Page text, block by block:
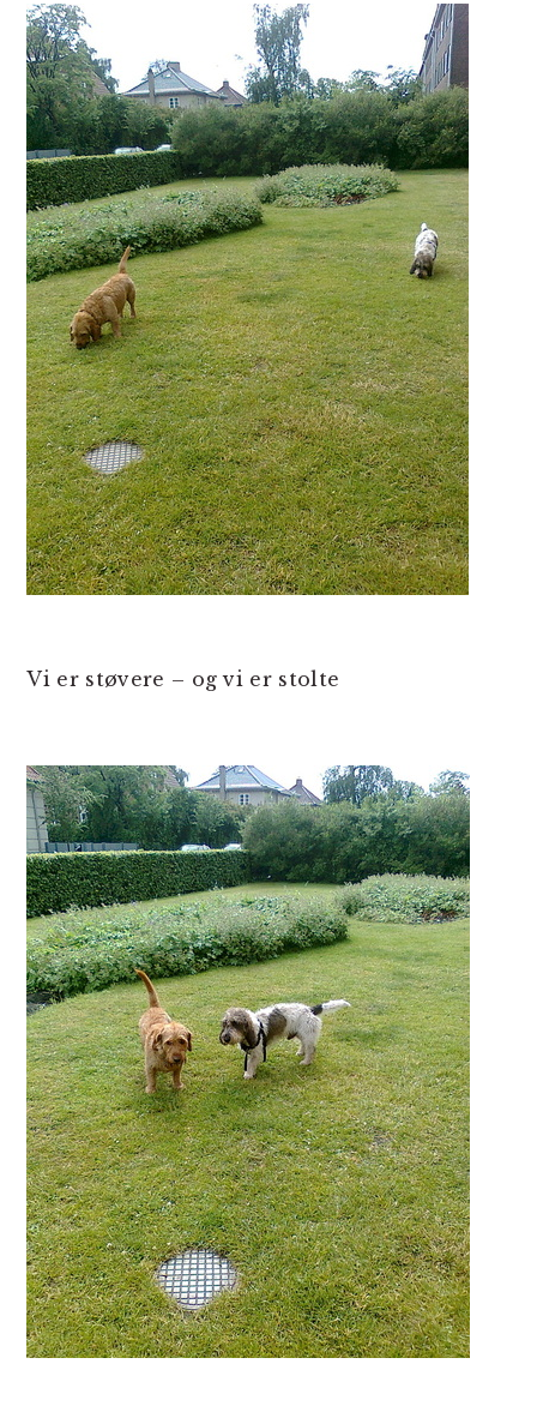
Vi er støvere – og vi er stolte